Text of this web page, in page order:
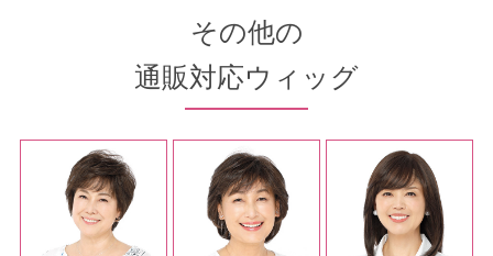
その他の
通販対応ウィッグ